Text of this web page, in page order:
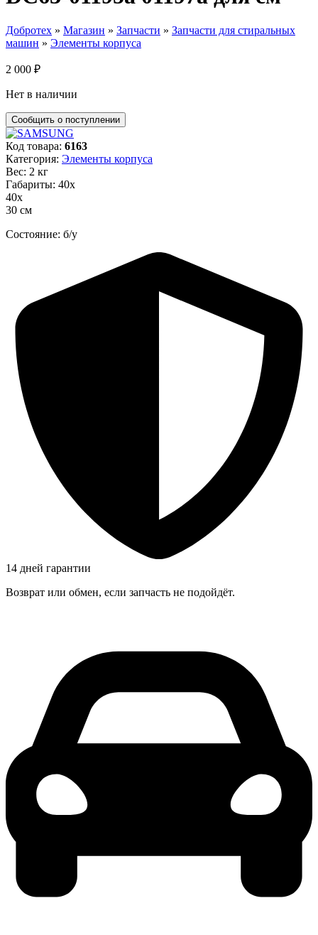
Добротех » Магазин » Запчасти » Запчасти для стиральных
машин » Элементы корпуса
2 000 ₽
Нет в наличии
Код товара: 6163
Категория: Элементы корпуса
Вес: 2 кг
Габариты: 40х
40х
30 см
Состояние: б/у
14 дней гарантии
Возврат или обмен, если запчасть не подойдёт.